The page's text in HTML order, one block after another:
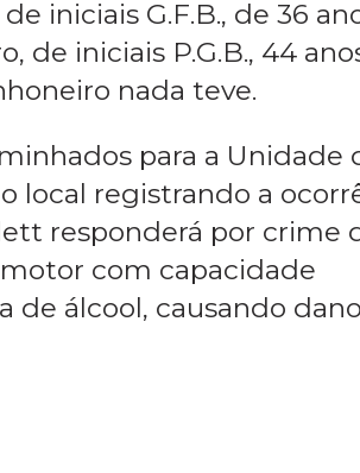
no local sinalizando o
de iniciais P.G.B., 44
nada teve.
para a Unidade
local registrando a
responderá por crime
álcool, causando danos